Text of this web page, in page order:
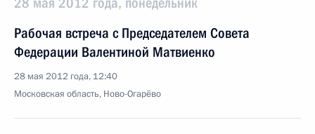
Рабочая встреча с Председателем Совета
Федерации Валентиной Матвиенко
28 мая 2012 года, 12:40
Московская область, Ново-Огарёво